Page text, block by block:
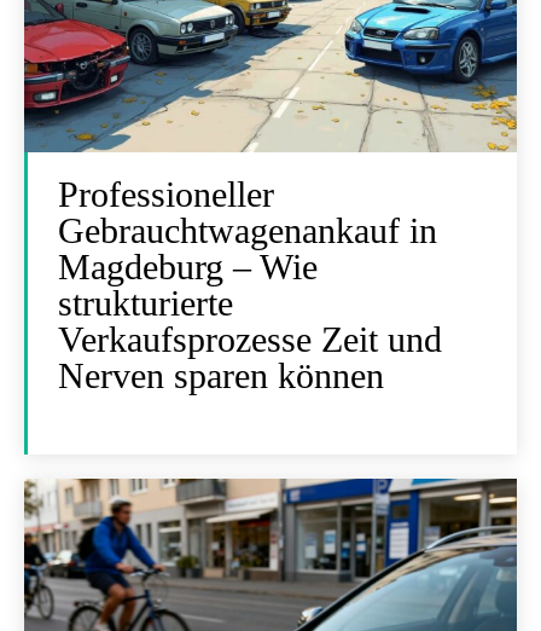
Professioneller
Gebrauchtwagenankauf in
Magdeburg – Wie
strukturierte
Verkaufsprozesse Zeit und
Nerven sparen können